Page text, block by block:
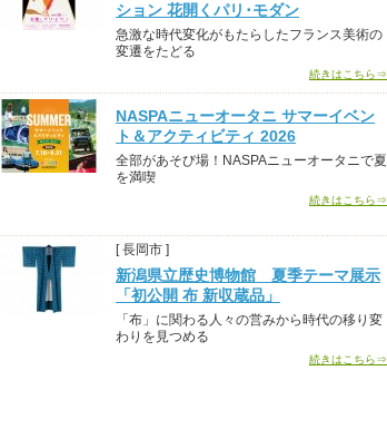
ション 花開くパリ･モダン
急激な時代変化がもたらしたフランス美術の
変遷をたどる
続きはこちら⇒
NASPAニューオータニ サマーイベン
ト＆アクティビティ 2026
全部があそび場！NASPAニューオータニで夏
を満喫
続きはこちら⇒
[ 長岡市 ]
新潟県立歴史博物館 夏季テーマ展示
「初公開 布 新収蔵品」
「布」に関わる人々の営みから時代の移り変
わりを見つめる
続きはこちら⇒